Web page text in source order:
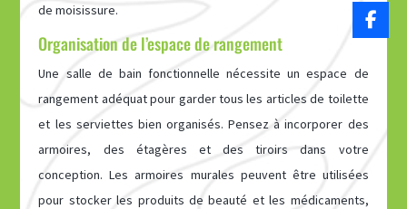
de moisissure.
Organisation de l’espace de rangement
Une salle de bain fonctionnelle nécessite un espace de
rangement adéquat pour garder tous les articles de toilette
et les serviettes bien organisés. Pensez à incorporer des
armoires, des étagères et des tiroirs dans votre
conception. Les armoires murales peuvent être utilisées
pour stocker les produits de beauté et les médicaments,